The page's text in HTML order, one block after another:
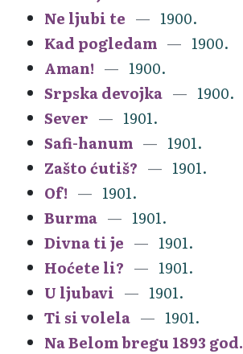
Ne ljubi te
1900.
Kad pogledam
1900.
Aman!
1900.
Srpska devojka
1900.
Sever
1901.
Safi-hanum
1901.
Zašto ćutiš?
1901.
Of!
1901.
Burma
1901.
Divna ti je
1901.
Hoćete li?
1901.
U ljubavi
1901.
Ti si volela
1901.
Na Belom bregu 1893 god.